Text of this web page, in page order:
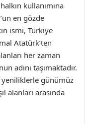
kullanımına
en gözde
ismi, Türkiye
Atatürk’ten
her zaman
adını taşımaktadır.
günümüz
alanları arasında